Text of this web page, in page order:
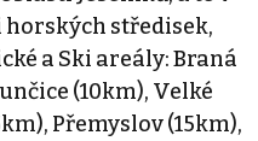
horských středisek,
a Ski areály: Braná
(10km), Velké
Přemyslov (15km),